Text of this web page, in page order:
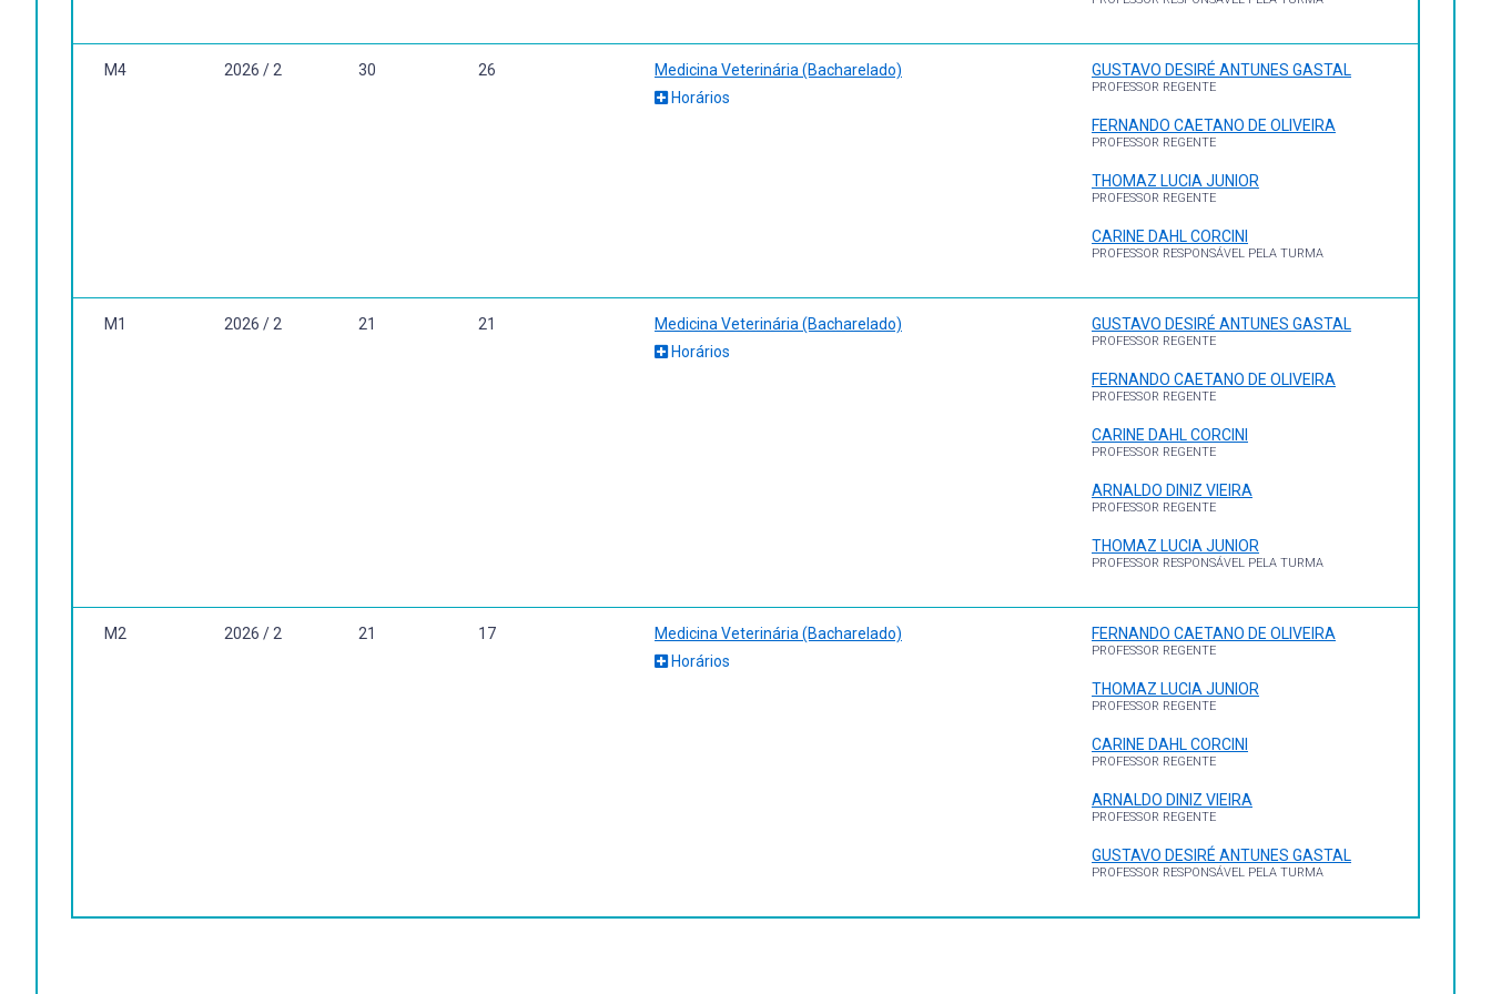
M4 2026 / 2 30 26
Medicina Veterinária (Bacharelado)
Horários
GUSTAVO DESIRÉ ANTUNES GASTAL
PROFESSOR REGENTE
FERNANDO CAETANO DE OLIVEIRA
PROFESSOR REGENTE
THOMAZ LUCIA JUNIOR
PROFESSOR REGENTE
CARINE DAHL CORCINI
PROFESSOR RESPONSÁVEL PELA TURMA
M1 2026 / 2 21 21
Medicina Veterinária (Bacharelado)
Horários
GUSTAVO DESIRÉ ANTUNES GASTAL
PROFESSOR REGENTE
FERNANDO CAETANO DE OLIVEIRA
PROFESSOR REGENTE
CARINE DAHL CORCINI
PROFESSOR REGENTE
ARNALDO DINIZ VIEIRA
PROFESSOR REGENTE
THOMAZ LUCIA JUNIOR
PROFESSOR RESPONSÁVEL PELA TURMA
M2 2026 / 2 21 17
Medicina Veterinária (Bacharelado)
Horários
FERNANDO CAETANO DE OLIVEIRA
PROFESSOR REGENTE
THOMAZ LUCIA JUNIOR
PROFESSOR REGENTE
CARINE DAHL CORCINI
PROFESSOR REGENTE
ARNALDO DINIZ VIEIRA
PROFESSOR REGENTE
GUSTAVO DESIRÉ ANTUNES GASTAL
PROFESSOR RESPONSÁVEL PELA TURMA